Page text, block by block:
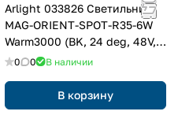
Arlight 033826 Светильник
MAG-ORIENT-SPOT-R35-6W
Warm3000 (BK, 24 deg, 48V,
DALI) (Arlight, IP20 Металл, 3
0 0 В наличии
В корзину